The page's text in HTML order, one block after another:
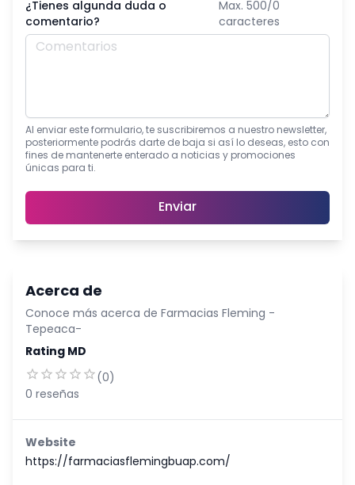
Acerca de
Conoce más acerca de Farmacias Fleming -
Tepeaca-
Rating MD
(0 )
0 reseñas
Website
https://farmaciasflemingbuap.com/
¿Tienes algunda duda o
comentario?
Max. 500/0
caracteres
Al enviar este formulario, te suscribiremos a nuestro newsletter,
posteriormente podrás darte de baja si así lo deseas, esto con
fines de mantenerte enterado a noticias y promociones
únicas para ti.
Enviar